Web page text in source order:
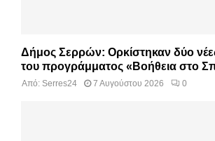
Δήμος Σερρών: Ορκίστηκαν δύο
του προγράμματος «Βοήθεια στο
Από: Serres24 7 Αυγούστου 2026 0